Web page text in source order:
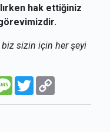
hak ettiğiniz
sizin için her şeyi
Message
Twitter